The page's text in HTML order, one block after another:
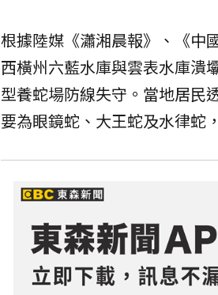
根據陸媒《瀟湘晨報》、《中
西橫州六藍水庫與雲表水庫潰
型養蛇場防線失守。當地居民
要為眼鏡蛇、大王蛇及水律蛇